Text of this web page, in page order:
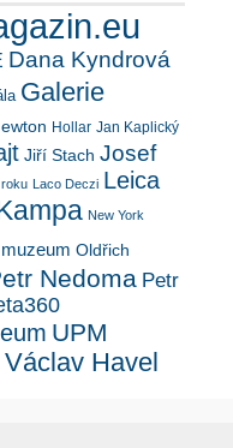
Dana Kyndrová
Galerie
Hollar Jan Kaplický
Jiří Stach Josef
roku Laco Deczi Leica
New York
Oldřich
Nedoma Petr
UPM
Václav Havel